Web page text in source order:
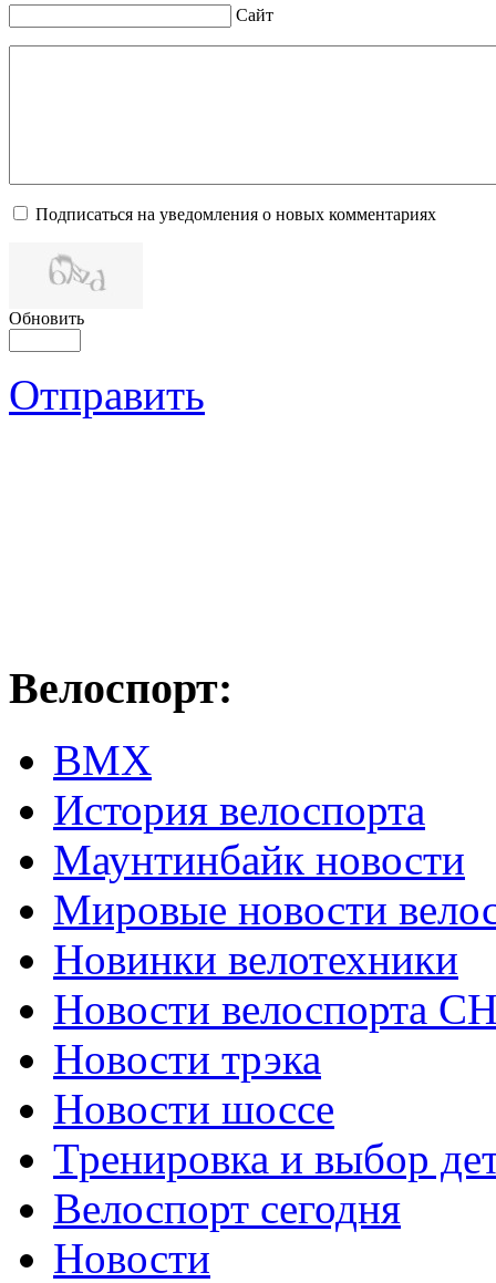
Сайт
Подписаться на уведомления о новых комментариях
Обновить
Отправить
Велоспорт:
ВМХ
История велоспорта
Маунтинбайк новости
Мировые новости
Новинки велотехники
Новости велоспорта
Новости трэка
Новости шоссе
Тренировка и выбор
Велоспорт сегодня
Новости